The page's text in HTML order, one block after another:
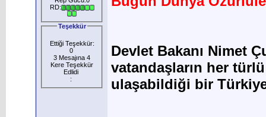
RD:
Teşekkür
Ettiği Teşekkür:
0
3 Mesajına 4
Kere Teşekkür
Edlidi
:
Devlet Bakanı Nimet
vatandaşların her
ulaşabildiği bir